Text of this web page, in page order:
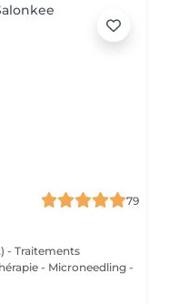
79
- Traitements
- Microneedling -